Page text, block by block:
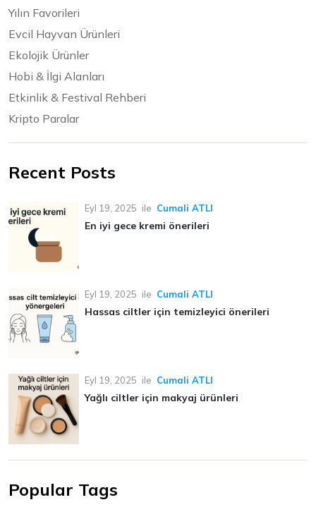
Yılın Favorileri
Evcil Hayvan Ürünleri
Ekolojik Ürünler
Hobi & İlgi Alanları
Etkinlik & Festival Rehberi
Kripto Paralar
Recent Posts
Eyl 19, 2025 ile Cumali ATLI
En iyi gece kremi önerileri
Eyl 19, 2025 ile Cumali ATLI
Hassas ciltler için temizleyici önerileri
Eyl 19, 2025 ile Cumali ATLI
Yağlı ciltler için makyaj ürünleri
Popular Tags